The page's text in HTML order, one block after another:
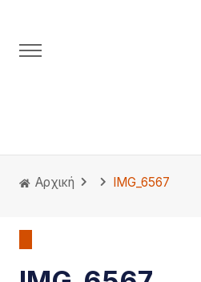
Αρχική IMG_6567